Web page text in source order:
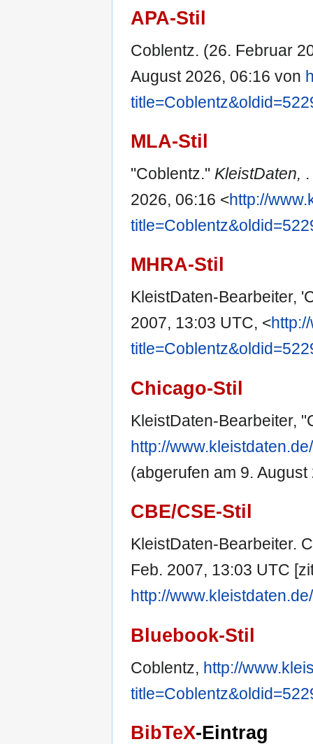
APA-Stil
Coblentz. (26. Februar
August 2026, 06:16 von
MLA-Stil
"Coblentz." KleistDaten,
2026, 06:16 <http://
MHRA-Stil
KleistDaten-Bearbeiter,
2007, 13:03 UTC, <
Chicago-Stil
KleistDaten-Bearbeiter,
http://
(abgerufen am 9. August
CBE/CSE-Stil
KleistDaten-Bearbeiter.
Feb. 2007, 13:03 UTC
http://
Bluebook-Stil
Coblentz, http://
BibTeX-Eintrag